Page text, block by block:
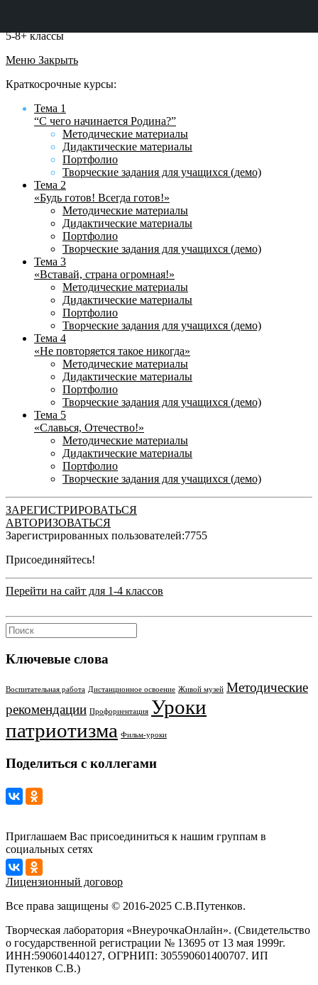
5-8+ классы
Меню Закрыть
Краткосрочные курсы:
Тема 1
“С чего начинается Родина?”
Методические материалы
Дидактические материалы
Портфолио
Творческие задания для учащихся (демо)
Тема 2
«Будь готов! Всегда готов!»
Методические материалы
Дидактические материалы
Портфолио
Творческие задания для учащихся (демо)
Тема 3
«Вставай, страна огромная!»
Методические материалы
Дидактические материалы
Портфолио
Творческие задания для учащихся (демо)
Тема 4
«Не повторяется такое никогда»
Методические материалы
Дидактические материалы
Портфолио
Творческие задания для учащихся (демо)
Тема 5
«Славься, Отечество!»
Методические материалы
Дидактические материалы
Портфолио
Творческие задания для учащихся (демо)
ЗАРЕГИСТРИРОВАТЬСЯ
АВТОРИЗОВАТЬСЯ
Зарегистрированных пользователей:7755
Присоединяйтесь!
Перейти на сайт для 1-4 классов
Ключевые слова
Воспитательная работа Дистанционное освоение Живой музей Методические
рекомендации Профориентация Уроки
патриотизма Фильм-уроки
Поделиться с коллегами
Приглашаем Вас присоединиться к нашим группам в
социальных сетях
Лицензионный договор
Все права защищены © 2016-2025 С.В.Путенков.
Творческая лаборатория «ВнеурочкаОнлайн». (Свидетельство
о государственной регистрации № 13695 от 13 мая 1999г.
ИНН:590601440127, ОГРНИП: 305590601400707. ИП
Путенков С.В.)